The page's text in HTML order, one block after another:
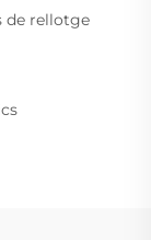
de rellotge